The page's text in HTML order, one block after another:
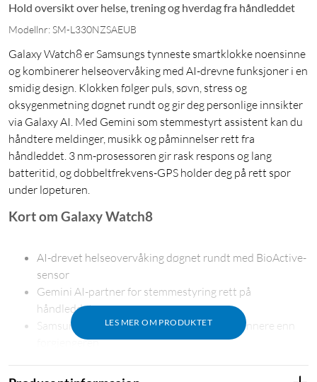
Hold oversikt over helse, trening og hverdag fra håndleddet
Modellnr: SM-L330NZSAEUB
Galaxy Watch8 er Samsungs tynneste smartklokke noensinne
og kombinerer helseovervåking med AI-drevne funksjoner i en
smidig design. Klokken følger puls, søvn, stress og
oksygenmetning døgnet rundt og gir deg personlige innsikter
via Galaxy AI. Med Gemini som stemmestyrt assistent kan du
håndtere meldinger, musikk og påminnelser rett fra
håndleddet. 3 nm-prosessoren gir rask respons og lang
batteritid, og dobbeltfrekvens-GPS holder deg på rett spor
under løpeturen.
LES MER OM PRODUKTET
Kort om Galaxy Watch8
AI-drevet helseovervåking døgnet rundt med BioActive-
sensor
Gemini AI-partner for stemmestyring rett på
håndleddet
Samsungs tynneste Galaxy Watch – 11 % tynnere enn
forgjengeren